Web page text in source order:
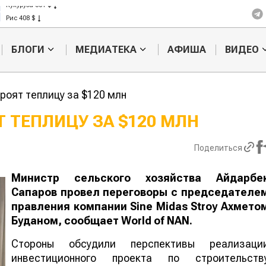
Кукуруза 301 $
Рис 408 $
БЛОГИ МЕДИАТЕКА АФИША ВИДЕО
теплицу за $120 млн
ТЕПЛИЦУ ЗА $120 МЛН
Поделиться
Министр сельского хозяйства
Сапаров провел переговоры с
правления компании Sine Midas Stroy
Буданом, сообщает World of NAN.
Стороны обсудили перспективы
инвестиционного проекта по
войны:
лазером